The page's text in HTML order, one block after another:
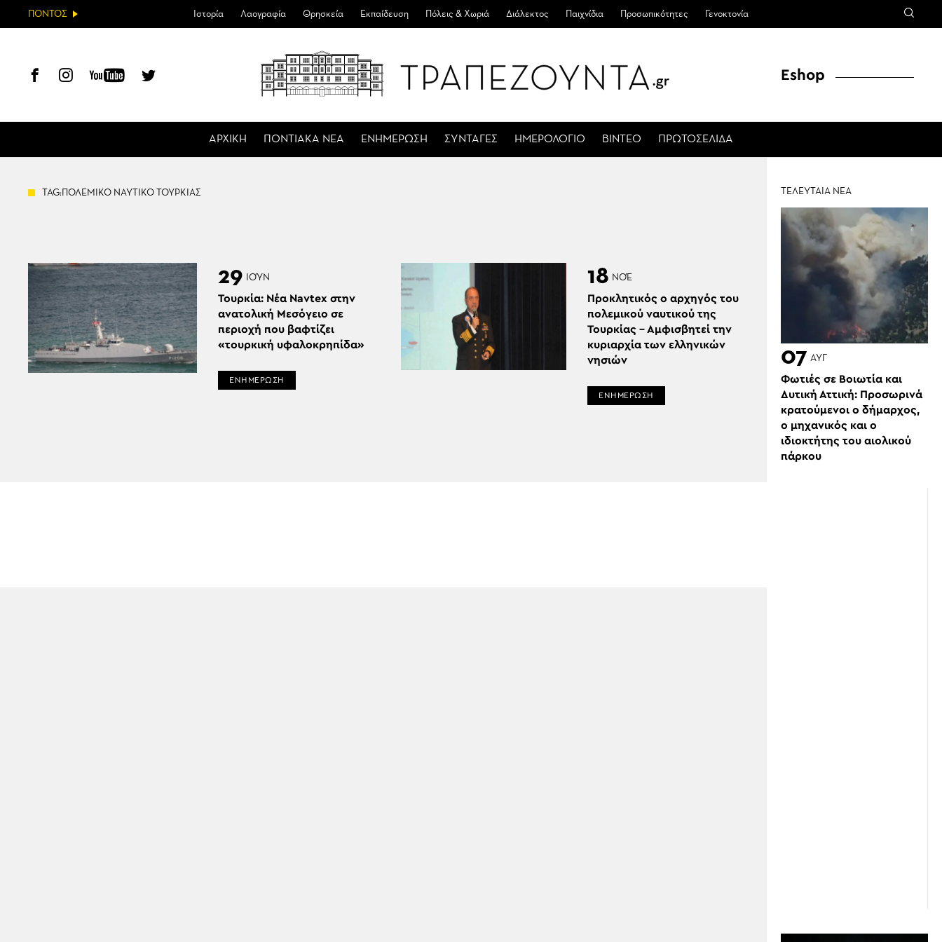
ΠΟΝΤΟΣ Ιστορία Λαογραφία Θρησκεία Εκπαίδευση Πόλεις & Χωριά Διάλεκτος Παιχνίδια Προσωπικότητες Γενοκτονία
ΑΡΧΙΚΗ ΠΟΝΤΙΑΚΑ ΝΕΑ ΕΝΗΜΕΡΩΣΗ ΣΥΝΤΑΓΕΣ ΗΜΕΡΟΛΟΓΙΟ ΒΙΝΤΕΟ ΠΡΩΤΟΣΕΛΙΔΑ
Eshop
TAG:ΠΟΛΕΜΙΚΟ ΝΑΥΤΙΚΟ ΤΟΥΡΚΙΑΣ
29 ΙΟΎΝ
Τουρκία: Νέα Navtex στην
ανατολική Μεσόγειο σε
περιοχή που βαφτίζει
«τουρκική υφαλοκρηπίδα»
ΕΝΗΜΕΡΩΣΗ
18 ΝΟΈ
Προκλητικός ο αρχηγός του
πολεμικού ναυτικού της
Τουρκίας – Αμφισβητεί την
κυριαρχία των ελληνικών
νησιών
ΕΝΗΜΕΡΩΣΗ
ΤΕΛΕΥΤΑΙΑ ΝΕΑ
07 ΑΥΓ
Φωτιές σε Βοιωτία και
Δυτική Αττική: Προσωρινά
κρατούμενοι ο δήμαρχος,
ο μηχανικός και ο
ιδιοκτήτης του αιολικού
πάρκου